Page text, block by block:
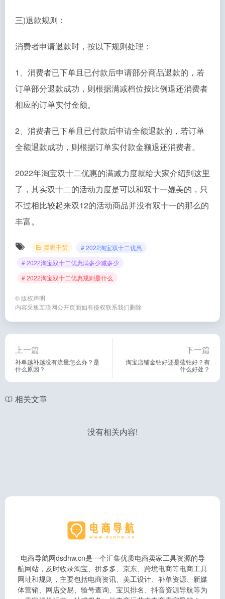
三)退款规则：
消费者申请退款时，按以下规则处理：
1、消费者已下单且已付款后申请部分商品退款的，若
订单部分退款成功，则根据满减档位按比例退还消费者
相应的订单实付金额。
2、消费者已下单且已付款后申请全额退款的，若订单
全额退款成功，则根据订单实付款金额退还消费者。
2022年淘宝双十二优惠的满减力度就给大家介绍到这里
了，其实双十二的活动力度是可以和双十一媲美的，只
不过相比较起来双12的活动商品并没有双十一的那么的
丰富。
卖家干货
# 2022淘宝双十二优惠
# 2022淘宝双十二优惠满多少减多少
# 2022淘宝双十二优惠规则是什么
© 版权声明
内容采集互联网公开页面如有侵权联系我们删除
上一篇
补单越补越没有流量怎么办？是
什么原因？
下一篇
淘宝店铺金钻好还是蓝钻好？有
什么好处？
相关文章
没有相关内容!
电商导航网dsdhw.cn是一个汇集优质电商卖家工具资源的导
航网站，及时收录淘宝、拼多多、京东、跨境电商等电商工具
网址和规则，主要包括电商资讯、美工设计、补单资源、新媒
体营销、网店交易、验号查询、宝贝排名、抖音资源导航等为